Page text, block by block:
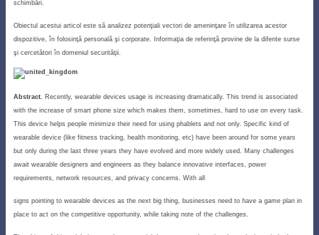
schimbări.
Obiectul acestui articol este să analizez potenţiali vectori de ameninţare în utilizarea acestor
dispozitive, în folosinţă personală şi corporate. Informaţia de referinţă provine de la diferite surse
şi cercetători în domeniul securităţii.
Abstract. Recently, wearable devices usage is increasing dramatically. This trend is associated
with the increase of smart phone size which makes them, sometimes, hard to use on every task.
This device helps people minimize their need for using phablets and not only. Specific kind of
wearable device (like fitness tracking, health monitoring, etc) have been around for some years
but only during the last three years they have evolved and more widely used. Many challenges
await wearable designers and engineers as they balance innovative interfaces, power
requirements, network resources, and privacy concerns. With all
signs pointing to wearable devices as the next big thing, businesses need to have a game plan in
place to act on the competitive opportunity, while taking note of the challenges.